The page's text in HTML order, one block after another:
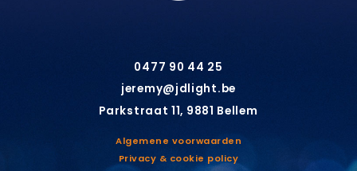
0477 90 44 25
jeremy@jdlight.be
Parkstraat 11, 9881 Bellem
Algemene voorwaarden
Privacy & cookie policy